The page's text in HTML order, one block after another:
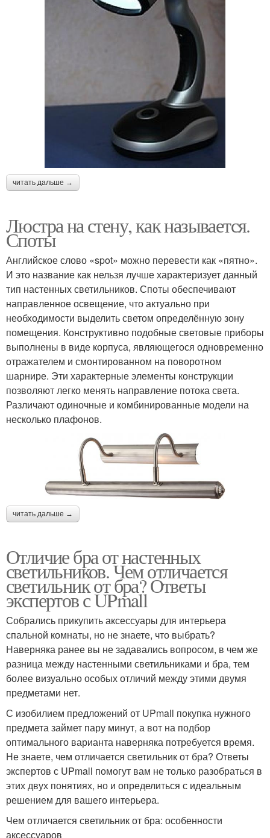
читать дальше →
Люстра на стену, как называется.
Споты
Английское слово «spot» можно перевести как «пятно».
И это название как нельзя лучше характеризует данный
тип настенных светильников. Споты обеспечивают
направленное освещение, что актуально при
необходимости выделить светом определённую зону
помещения. Конструктивно подобные световые приборы
выполнены в виде корпуса, являющегося одновременно
отражателем и смонтированном на поворотном
шарнире. Эти характерные элементы конструкции
позволяют легко менять направление потока света.
Различают одиночные и комбинированные модели на
несколько плафонов.
читать дальше →
Отличие бра от настенных
светильников. Чем отличается
светильник от бра? Ответы
экспертов с UPmall
Собрались прикупить аксессуары для интерьера
спальной комнаты, но не знаете, что выбрать?
Наверняка ранее вы не задавались вопросом, в чем же
разница между настенными светильниками и бра, тем
более визуально особых отличий между этими двумя
предметами нет.
С изобилием предложений от UPmall покупка нужного
предмета займет пару минут, а вот на подбор
оптимального варианта наверняка потребуется время.
Не знаете, чем отличается светильник от бра? Ответы
экспертов с UPmall помогут вам не только разобраться в
этих двух понятиях, но и определиться с идеальным
решением для вашего интерьера.
Чем отличается светильник от бра: особенности
аксессуаров